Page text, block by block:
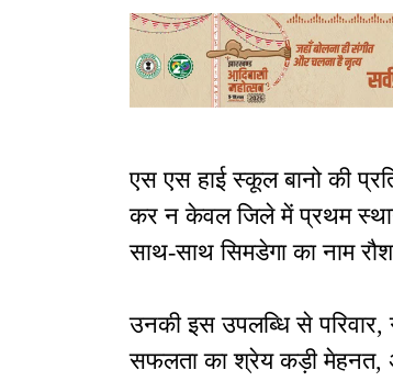
एस एस हाई स्कूल बानो की
कर न केवल जिले में प्रथम
साथ-साथ सिमडेगा का नाम
उनकी इस उपलब्धि से
सफलता का श्रेय कड़ी मेहनत,